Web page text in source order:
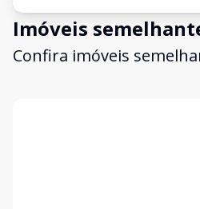
Imóveis
Confira imóveis